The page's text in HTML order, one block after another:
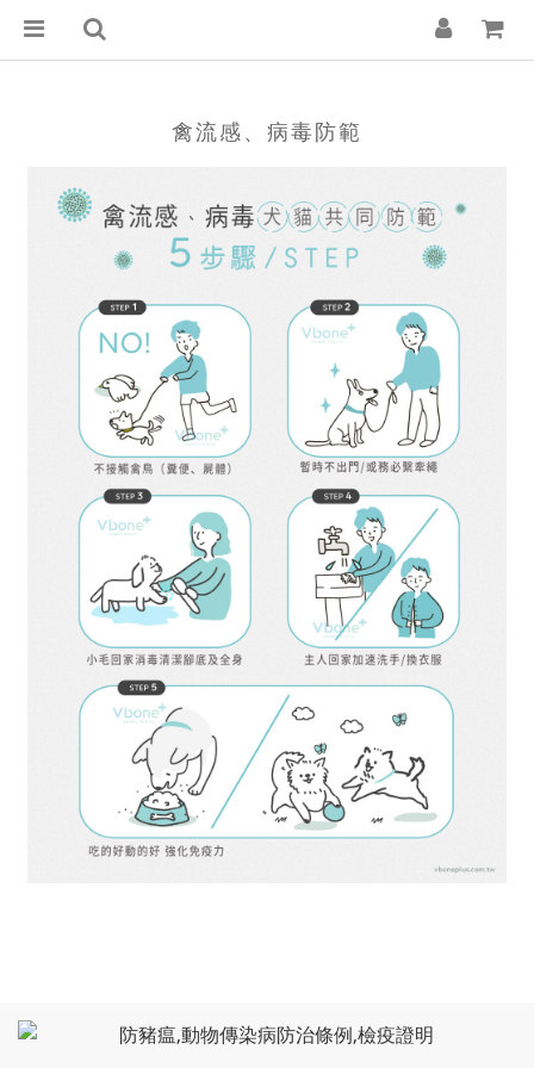
禽流感、病毒防範